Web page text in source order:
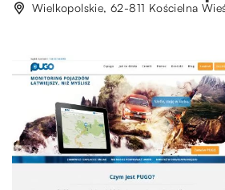
Wielkopolskie, 62-811 Kościelna